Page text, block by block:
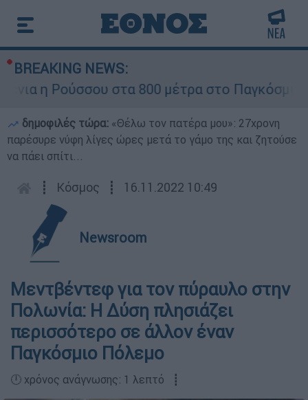
BREAKING NEWS:
η Ρούσσου στα 800 μέτρα στο Παγκόσμιο
δημοφιλές τώρα: «Θέλω τον πατέρα μου»: 27χρονη
παρέσυρε νύφη λίγες ώρες μετά το γάμο της και ζητούσε
να πάει σπίτι...
┋ Κόσμος ┋ 16.11.2022 10:49
Newsroom
Μεντβέντεφ για τον πύραυλο στην
Πολωνία: Η Δύση πλησιάζει
περισσότερο σε άλλον έναν
Παγκόσμιο Πόλεμο
🕛 χρόνος ανάγνωσης: 1 λεπτό ┋